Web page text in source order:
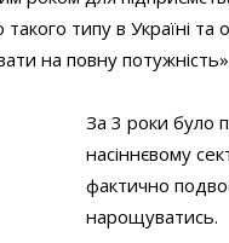
типу в Україні та
на повну
За 3 роки було
насіннєвому
фактично
нарощуватись.